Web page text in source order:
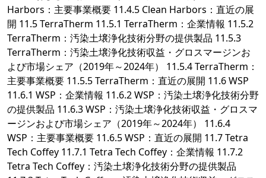
Harbors：主要事業概要 11.4.5 Clean Harbors：直近の展
開 11.5 TerraTherm 11.5.1 TerraTherm：企業情報 11.5.2
TerraTherm：汚染土壌浄化技術分野の提供製品 11.5.3
TerraTherm：汚染土壌浄化技術収益・グロスマージンお
よび市場シェア（2019年～2024年） 11.5.4 TerraTherm：
主要事業概要 11.5.5 TerraTherm：直近の展開 11.6 WSP
11.6.1 WSP：企業情報 11.6.2 WSP：汚染土壌浄化技術分野
の提供製品 11.6.3 WSP：汚染土壌浄化技術収益・グロスマ
ージンおよび市場シェア（2019年～2024年） 11.6.4
WSP：主要事業概要 11.6.5 WSP：直近の展開 11.7 Tetra
Tech Coffey 11.7.1 Tetra Tech Coffey：企業情報 11.7.2
Tetra Tech Coffey：汚染土壌浄化技術分野の提供製品